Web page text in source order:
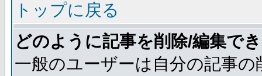
トップに戻る
どのように記事を削除/編集で
一般のユーザーは自分の記事